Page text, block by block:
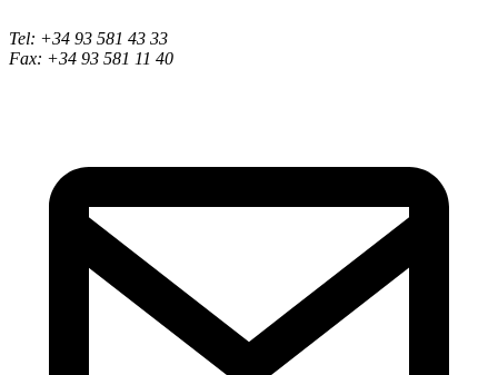
Tel: +34 93 581 43 33
Fax: +34 93 581 11 40